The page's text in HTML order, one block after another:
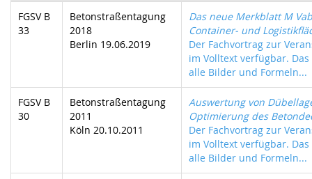
FGSV B
33
Betonstraßentagung
2018
Berlin 19.06.2019
Das neue Merkblatt M
Container- und
Der Fachvortrag zur
im Volltext verfügbar. Das
alle Bilder und Formeln...
FGSV B
30
Betonstraßentagung
2011
Köln 20.10.2011
Auswertung von
Optimierung des
Der Fachvortrag zur
im Volltext verfügbar. Das
alle Bilder und Formeln...